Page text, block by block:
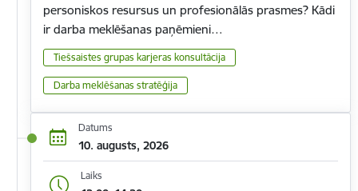
personiskos resursus un profesionālās prasmes? Kādi
ir darba meklēšanas paņēmieni…
Tiešsaistes grupas karjeras konsultācija
Darba meklēšanas stratēģija
Datums
10. augusts, 2026
Laiks